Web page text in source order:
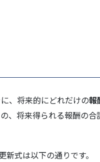
、将来的にどれだけの報
、将来得られる報酬の合
式は以下の通りです。